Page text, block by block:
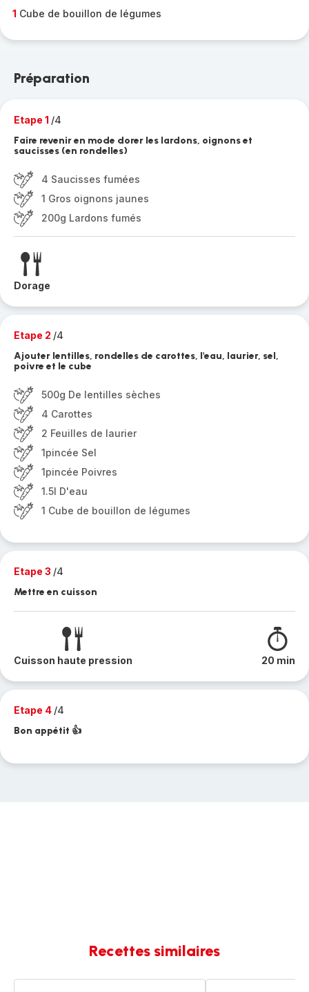
1 Cube de bouillon de légumes
Préparation
Etape 1 /4
Faire revenir en mode dorer les lardons, oignons et
saucisses (en rondelles)
4 Saucisses fumées
1 Gros oignons jaunes
200g Lardons fumés
Dorage
Etape 2 /4
Ajouter lentilles, rondelles de carottes, l'eau, laurier, sel,
poivre et le cube
500g De lentilles sèches
4 Carottes
2 Feuilles de laurier
1pincée Sel
1pincée Poivres
1.5l D'eau
1 Cube de bouillon de légumes
Etape 3 /4
Mettre en cuisson
Cuisson haute pression 20 min
Etape 4 /4
Bon appétit 👍
Recettes similaires